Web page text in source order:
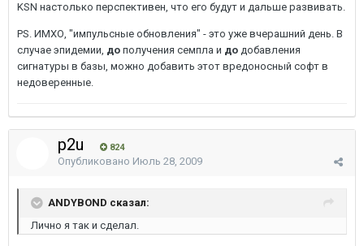
KSN настолько перспективен, что его будут и дальше развивать.
PS. ИМХО, "импульсные обновления" - это уже вчерашний день. В
случае эпидемии, до получения семпла и до добавления
сигнатуры в базы, можно добавить этот вредоносный софт в
недоверенные.
p2u 824
Опубликовано Июль 28, 2009
ANDYBOND сказал:
Лично я так и сделал.